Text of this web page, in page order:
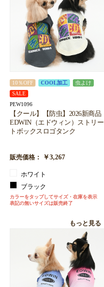
10％OFF COOL加工
虫よけ
SALE
PEW1096
【クール】【防虫】2026新商品
EDWIN（エドウィン）ストリー
トボックスロゴタンク
販売価格： ￥3,267
ホワイト
ブラック
カラーをタップしてサイズ・在庫を表示
表記の無いサイズは販売終了
もっと見る